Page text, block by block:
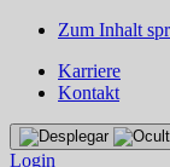
Zum Inhalt
Karriere
Kontakt
Login